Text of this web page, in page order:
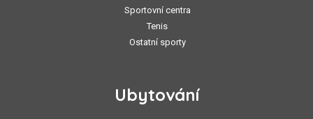
Sportovní centra
Tenis
Ostatní sporty
Ubytování